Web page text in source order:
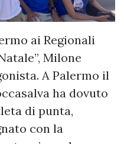
ai Regionali
Milone
A Palermo il
ha dovuto
di punta,
con la